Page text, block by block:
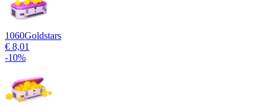
1060Goldstars
€ 8,01
-10%